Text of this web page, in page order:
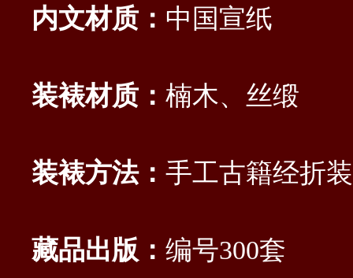
内文材质： 中国宣纸
装裱材质： 楠木、丝缎
装裱方法： 手工古籍经折装
藏品出版： 编号300套